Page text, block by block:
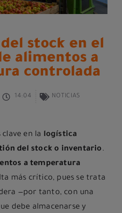
stock en el
alimentos a
controlada
14:04 NOTICIAS
en la logística
del stock o inventario.
a temperatura
más crítico, pues se trata
—por tanto, con una
debe almacenarse y